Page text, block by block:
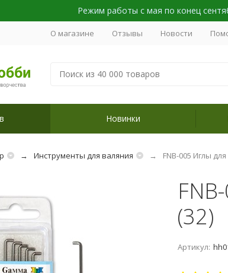
Режим работы с мая по конец
О магазине Отзывы Новости
Новинки
Инструменты для валяния FNB-005 Иглы
(32)
Артикул: